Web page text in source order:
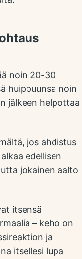
noin 20-30
huippuunsa noin
jälkeen helpottaa
jos ahdistus
edellisen
jokainen aalto
itsensä
– keho on
ja
itsellesi lupa